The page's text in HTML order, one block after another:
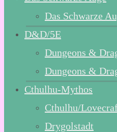
Das Schwarze
D&D/5E
Dungeons &
Dungeons &
Cthulhu-Mythos
Cthulhu/
Drygolstadt